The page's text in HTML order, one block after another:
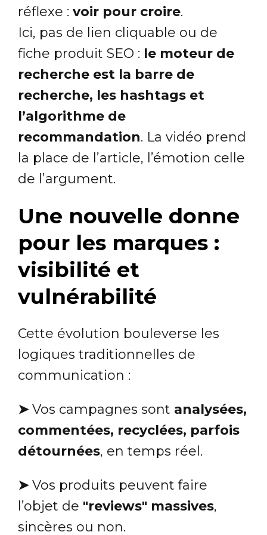
réflexe : voir pour croire.
Ici, pas de lien cliquable ou de
fiche produit SEO : le moteur de
recherche est la barre de
recherche, les hashtags et
l’algorithme de
recommandation. La vidéo prend
la place de l’article, l’émotion celle
de l’argument.
Une nouvelle donne
pour les marques :
visibilité et
vulnérabilité
Cette évolution bouleverse les
logiques traditionnelles de
communication :
➤Vos campagnes sont analysées,
commentées, recyclées, parfois
détournées, en temps réel.
➤Vos produits peuvent faire
l’objet de "reviews" massives,
sincères ou non.